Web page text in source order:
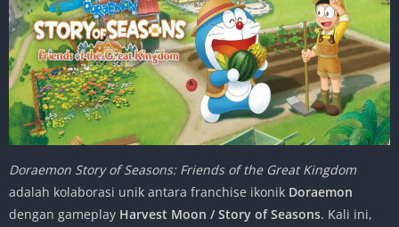
Doraemon Story of Seasons: Friends of the Great Kingdom
adalah kolaborasi unik antara franchise ikonik Doraemon
dengan gameplay Harvest Moon / Story of Seasons. Kali ini,